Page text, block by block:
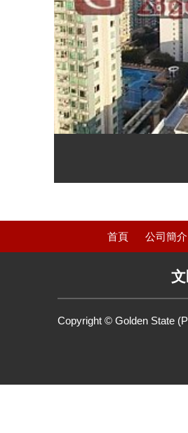
首頁 公司簡介
Copyright © Golden State